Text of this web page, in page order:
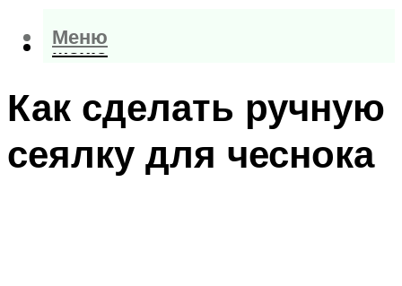
Меню
Меню
Как сделать ручную
сеялку для чеснока